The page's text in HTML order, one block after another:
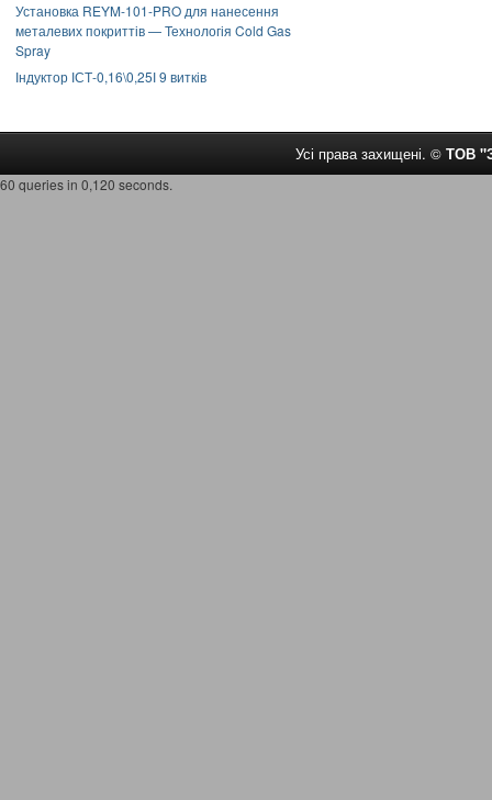
Установка REYM-101-PRO для нанесення
металевих покриттів — Технологія Cold Gas
Spray
Індуктор ІСТ-0,16\0,25І 9 витків
Усі права захищені. © ТОВ
60 queries in 0,120 seconds.